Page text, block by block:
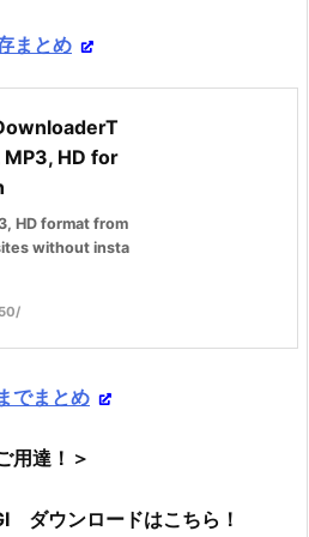
まとめ
HD for
HD format from
without insta
でまとめ
用達！＞
ウンロードはこちら！